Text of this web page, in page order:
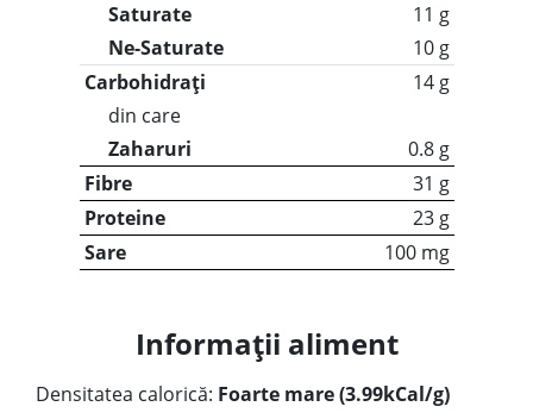
Saturate
11 g
Ne-Saturate
10 g
Carbohidrați
14 g
din care
Zaharuri
0.8 g
Fibre
31 g
Proteine
23 g
Sare
100 mg
Informații aliment
Densitatea calorică: Foarte mare (3.99kCal/g)